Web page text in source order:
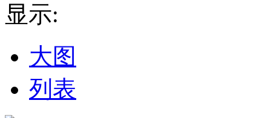
显示:
大图
列表